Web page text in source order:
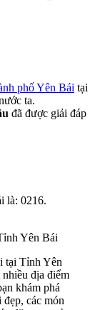
phố Yên Bái tại
ta.
đã được giải đáp
là: 0216.
Yên Bái
tại Tỉnh Yên
địa điểm
khám phá
các món